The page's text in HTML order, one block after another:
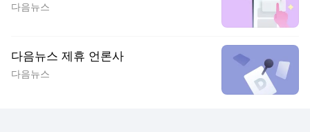
다음뉴스
다음뉴스 제휴 언론사
다음뉴스